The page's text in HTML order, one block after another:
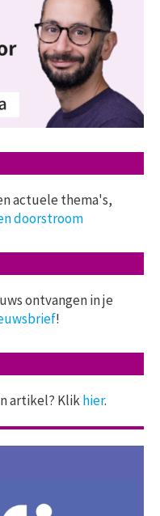
actuele thema's,
doorstroom
ontvangen in je
!
artikel? Klikhier.